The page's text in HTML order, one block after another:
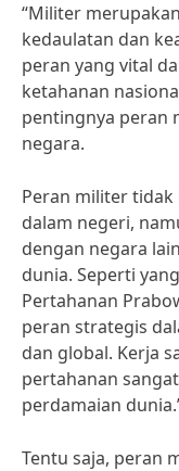
“Militer
kedaulatan dan
peran yang vital
ketahanan
pentingnya peran
negara.
Peran militer tidak
dalam negeri,
dengan negara
dunia. Seperti
Pertahanan
peran strategis
dan global. Kerja
pertahanan
perdamaian
Tentu saja, peran